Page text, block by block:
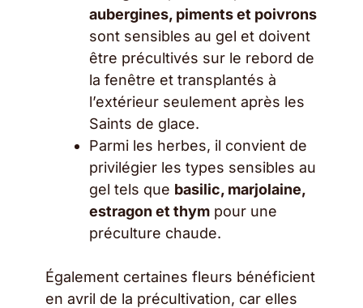
aubergines, piments et poivrons
sont sensibles au gel et doivent
être précultivés sur le rebord de
la fenêtre et transplantés à
l’extérieur seulement après les
Saints de glace.
Parmi les herbes, il convient de
privilégier les types sensibles au
gel tels que basilic, marjolaine,
estragon et thym pour une
préculture chaude.
Également certaines fleurs bénéficient
en avril de la précultivation, car elles